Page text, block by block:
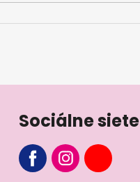
Sociálne siete